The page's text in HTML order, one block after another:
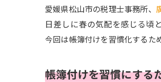
愛媛県松山市の税理士事務所、
日差しに春の気配を感じる頃
今回は帳簿付けを習慣化するた
帳簿付けを習慣にする